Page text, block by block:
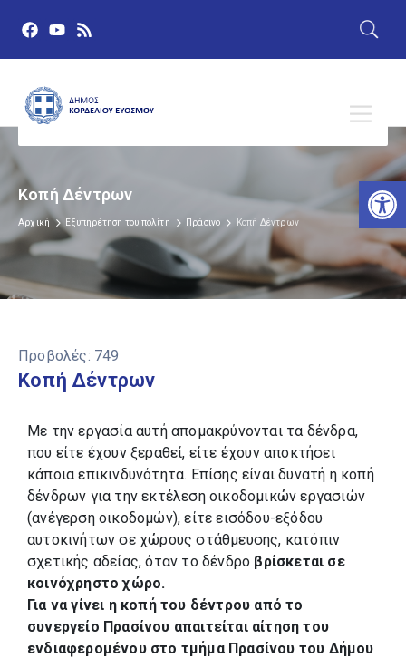
Κοπή Δέντρων
Αρχική Εξυπηρέτηση του πολίτη Πράσινο Κοπή Δέντρων
Προβολές: 749
Κοπή Δέντρων
Με την εργασία αυτή απομακρύνονται τα δένδρα,
που είτε έχουν ξεραθεί, είτε έχουν αποκτήσει
κάποια επικινδυνότητα. Επίσης είναι δυνατή η κοπή
δένδρων για την εκτέλεση οικοδομικών εργασιών
(ανέγερση οικοδομών), είτε εισόδου-εξόδου
αυτοκινήτων σε χώρους στάθμευσης, κατόπιν
σχετικής αδείας, όταν το δένδρο βρίσκεται σε
κοινόχρηστο χώρο.
Για να γίνει η κοπή του δέντρου από το
συνεργείο Πρασίνου απαιτείται αίτηση του
ενδιαφερομένου στο τμήμα Πρασίνου του Δήμου